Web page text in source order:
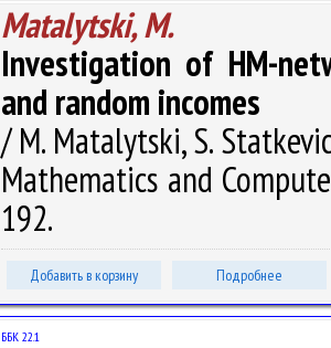
Matalytski, M.
Investigation of HM-
and random incomes
/ M. Matalytski, S.
Mathematics and
192.
Добавить в корзину Подробнее
ББК 22.1